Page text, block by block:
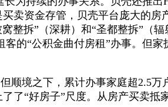
卖资金存管，贝壳平台庞大的房
拆”（深耕）和“圣都整拆”（
的“公积金曲付房租”办事。但家
境之下，累计办事家庭超2.5万
了“好房子”尺度。从房产买卖抵